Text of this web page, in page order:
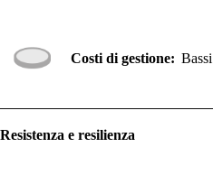
Costi di gestione: Bassi
Resistenza e resilienza